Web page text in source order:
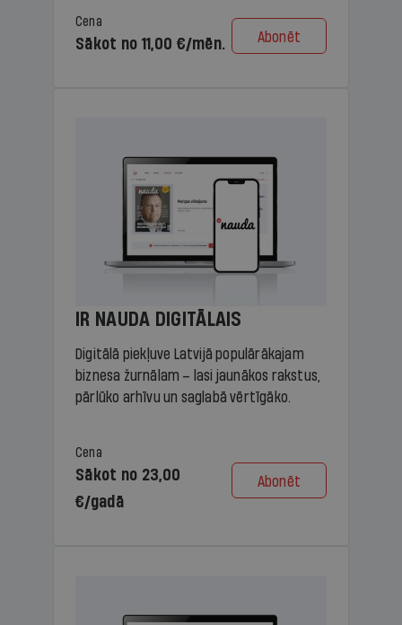
Cena
Sākot no 11,00 €/mēn. Abonēt
IR NAUDA DIGITĀLAIS
Digitālā piekļuve Latvijā populārākajam
biznesa žurnālam – lasi jaunākos rakstus,
pārlūko arhīvu un saglabā vērtīgāko.
Cena
Sākot no 23,00
€/gadā
Abonēt